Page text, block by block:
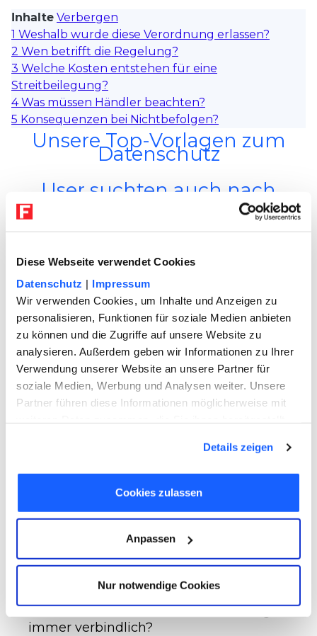
Diese Webseite verwendet Cookies
Datenschutz | Impressum
Wir verwenden Cookies, um Inhalte und Anzeigen zu
personalisieren, Funktionen für soziale Medien anbieten
zu können und die Zugriffe auf unsere Website zu
analysieren. Außerdem geben wir Informationen zu Ihrer
Verwendung unserer Website an unsere Partner für
soziale Medien, Werbung und Analysen weiter. Unsere
Partner führen diese Informationen möglicherweise mit
gesammelt haben. Sie geben Einwilligung zu unseren
Cookies, wenn Sie unsere Webseite weiterhin nutzen.
Details zeigen
Cookies zulassen
Anpassen
Nur notwendige Cookies
Inhalte Verbergen
1 Weshalb wurde diese Verordnung erlassen?
2 Wen betrifft die Regelung?
3 Welche Kosten entstehen für eine
Streitbeilegung?
4 Was müssen Händler beachten?
5 Konsequenzen bei Nichtbefolgen?
Unsere Top-Vorlagen zum
Datenschutz
User suchten auch nach
folgenden Themen
ERBRECHT
Ist eine Enterbung möglich?
Durch die Einsetzung einer frei
gewählten Person als Erbe wird der
gesetzliche Erbe automatisch enterbt.
Ratsam ist es aber, ausdrücklich ins
Testament zu schreiben, dass die
Person enterbt werden soll, um Klarheit
zu schaffen.
Mieterhöhung
vielen gesetzlichen Einschränkungen,
wenn es um die Gestaltung des
der Mieter Änderungen ausdrücklich
zustimmen. Doch ist die Zustimmung
immer verbindlich?